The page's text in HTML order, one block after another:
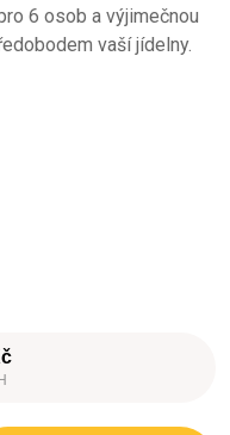
6 osob a výjimečnou
vaší jídelny.